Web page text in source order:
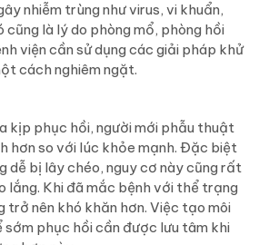
nhiễm trùng như virus, vi khuẩn,
cũng là lý do phòng mổ, phòng hồi
viện cần sử dụng các giải pháp khử
cách nghiêm ngặt.
kịp phục hồi, người mới phẫu thuật
hơn so với lúc khỏe mạnh. Đặc biệt
dễ bị lây chéo, nguy cơ này cũng rất
lắng. Khi đã mắc bệnh với thể trạng
trở nên khó khăn hơn. Việc tạo môi
phục hồi cần được lưu tâm khi